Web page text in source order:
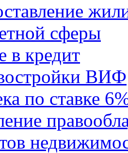
сферы
в кредит
ВИФ
по ставке